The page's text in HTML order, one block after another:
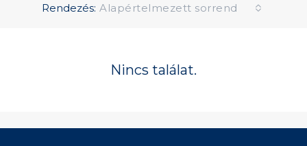
Rendezés: Alapértelmezett sorrend
Nincs találat.